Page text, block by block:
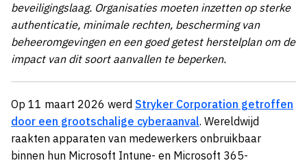
beveiligingslaag. Organisaties moeten inzetten op sterke
authenticatie, minimale rechten, bescherming van
beheeromgevingen en een goed getest herstelplan om de
impact van dit soort aanvallen te beperken.
Op 11 maart 2026 werd Stryker Corporation getroffen
door een grootschalige cyberaanval. Wereldwijd
raakten apparaten van medewerkers onbruikbaar
binnen hun Microsoft Intune- en Microsoft 365-